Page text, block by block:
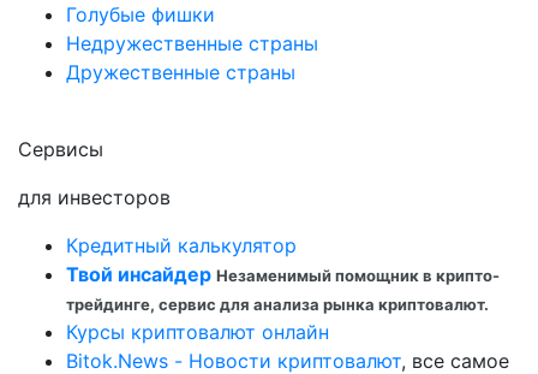
Голубые фишки
Недружественные страны
Дружественные страны
Сервисы
для инвесторов
Кредитный калькулятор
Твой инсайдер Незаменимый помощник в крипто-
трейдинге, сервис для анализа рынка криптовалют.
Курсы криптовалют онлайн
Bitok.News - Новости криптовалют, все самое